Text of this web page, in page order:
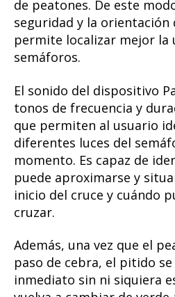
de peatones. De este
seguridad y la orientación
permite localizar mejor la
semáforos.
El sonido del dispositivo
tonos de frecuencia y
que permiten al usuario
diferentes luces del
momento. Es capaz de
puede aproximarse y
inicio del cruce y cuándo
cruzar.
Además, una vez que el
paso de cebra, el pitido
inmediato sin ni siquiera